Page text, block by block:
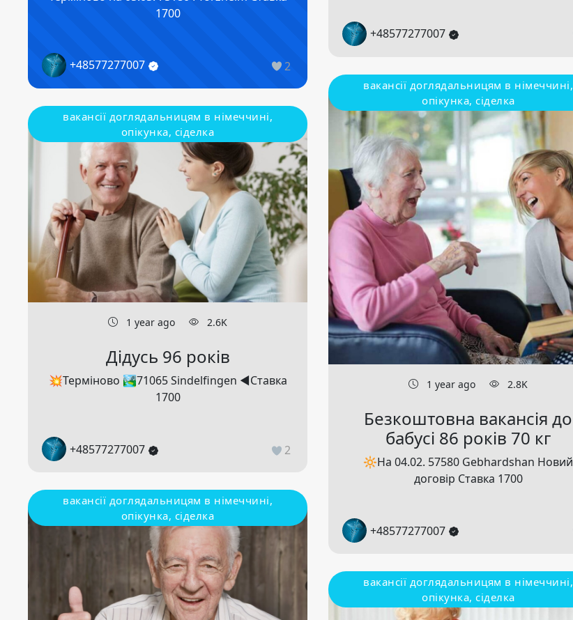
2
1700
+48577277007
вакансії доглядальницям в німеччині,
опікунка, сіделка
1 year ago 2.6K
Дідусь 96 років
💥Терміново 🏞71065 Sindelfingen ◀️Ставка
1700
+48577277007 2
вакансії доглядальницям в німеччині,
опікунка, сіделка
+48577277007
вакансії доглядальницям в німеччині,
опікунка, сіделка
1 year ago 2.8K
Безкоштовна вакансія до
бабусі 86 років 70 кг
🔆На 04.02. 57580 Gebhardshan Новий
договір Ставка 1700
+48577277007
вакансії доглядальницям в німеччині,
опікунка, сіделка